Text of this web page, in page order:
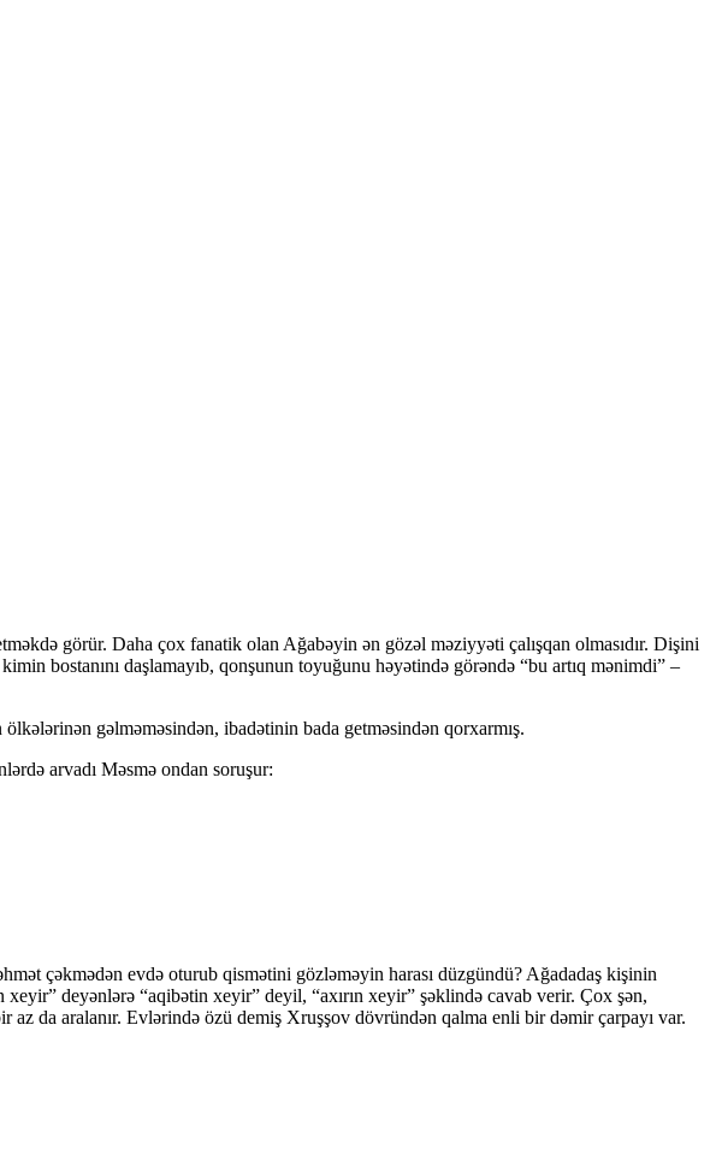
görür. Daha çox fanatik olan Ağabəyin ən gözəl məziyyəti çalışqan olmasıdır. Dişini
bostanını daşlamayıb, qonşunun toyuğunu həyətində görəndə “bu artıq mənimdi” –
ölkələrinən gəlməməsindən, ibadətinin bada getməsindən qorxarmış.
arvadı Məsmə ondan soruşur:
çəkmədən evdə oturub qismətini gözləməyin harası düzgündü? Ağadadaş kişinin
deyənlərə “aqibətin xeyir” deyil, “axırın xeyir” şəklində cavab verir. Çox şən,
az da aralanır. Evlərində özü demiş Xruşşov dövründən qalma enli bir dəmir çarpayı var.